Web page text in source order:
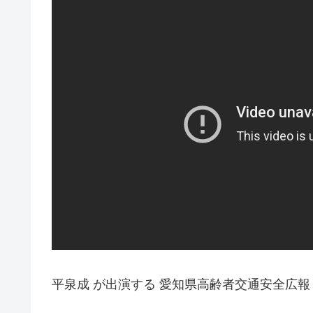
平泉成 が出演する 愛知県高齢者交通安全広報